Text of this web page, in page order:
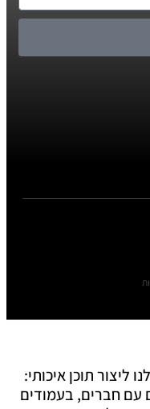
ליצור תוכן איכותי:
חברים, בעמודים